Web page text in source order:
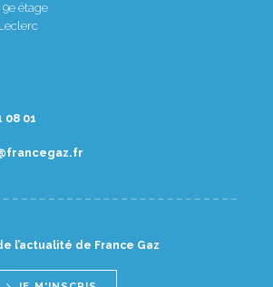
étage
33+
l’actualité de France Gaz